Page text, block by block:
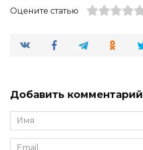
Оцените статью
Добавить комментарий
Имя
*
Email